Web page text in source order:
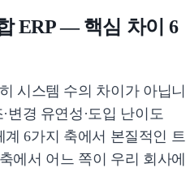
ERP — 핵심 차이 6
시스템 수의 차이가 아닙니
변경 유연성·도입 난이도
계 6가지 축에서 본질적인 트
에서 어느 쪽이 우리 회사에